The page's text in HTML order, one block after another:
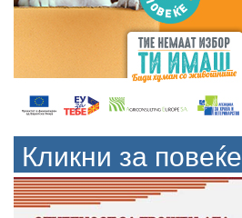
Кликни за повеќе